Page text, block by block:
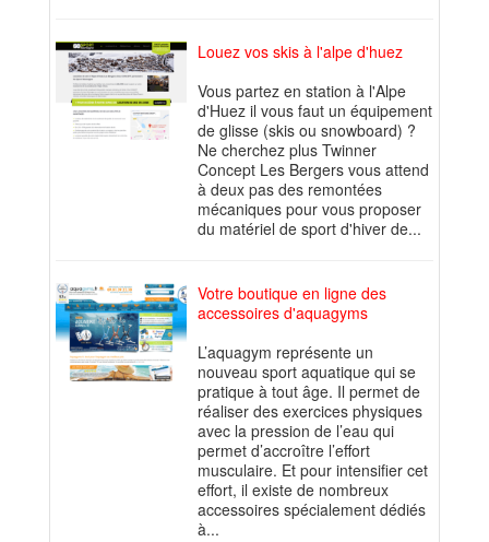
Louez vos skis à l'alpe d'huez
Vous partez en station à l'Alpe
d'Huez il vous faut un équipement
de glisse (skis ou snowboard) ?
Ne cherchez plus Twinner
Concept Les Bergers vous attend
à deux pas des remontées
mécaniques pour vous proposer
du matériel de sport d'hiver de...
Votre boutique en ligne des
accessoires d'aquagyms
L’aquagym représente un
nouveau sport aquatique qui se
pratique à tout âge. Il permet de
réaliser des exercices physiques
avec la pression de l’eau qui
permet d’accroître l’effort
musculaire. Et pour intensifier cet
effort, il existe de nombreux
accessoires spécialement dédiés
à...